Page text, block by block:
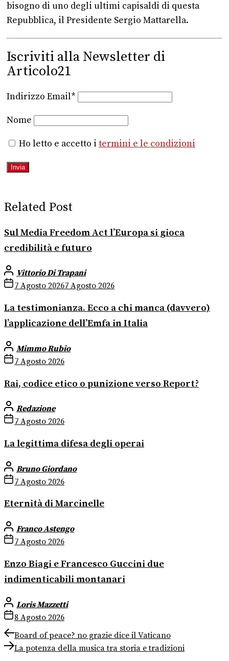
bisogno di uno degli ultimi capisaldi di questa
Repubblica, il Presidente Sergio Mattarella.
Iscriviti alla Newsletter di
Articolo21
Indirizzo Email*
Nome
Ho letto e accetto i termini e le condizioni
Related Post
Sul Media Freedom Act l’Europa si gioca
credibilità e futuro
Vittorio Di Trapani
7 Agosto 20267 Agosto 2026
La testimonianza. Ecco a chi manca (davvero)
l’applicazione dell’Emfa in Italia
Mimmo Rubio
7 Agosto 2026
Rai, codice etico o punizione verso Report?
Redazione
7 Agosto 2026
La legittima difesa degli operai
Bruno Giordano
7 Agosto 2026
Eternità di Marcinelle
Franco Astengo
7 Agosto 2026
Enzo Biagi e Francesco Guccini due
indimenticabili montanari
Loris Mazzetti
8 Agosto 2026
Navigazione
articoli
Previous
post:
Board of peace? no grazie dice il Vaticano
Next
post:
La potenza della musica tra storia e tradizioni